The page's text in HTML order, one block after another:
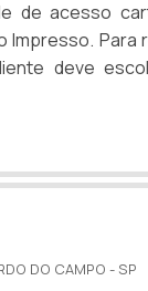
de acesso
Impresso.
deve
SOBRE
por
até ...
DO CAMPO - SP